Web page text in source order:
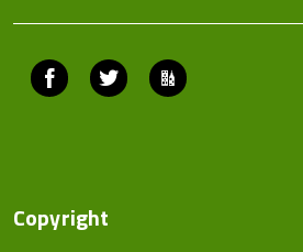
Facebook Twitter
Copyright